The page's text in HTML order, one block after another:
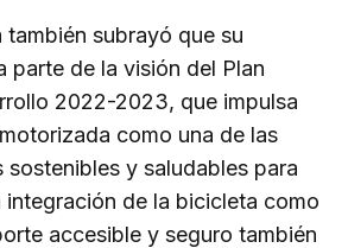
también subrayó que su
parte de la visión del Plan
2022-2023, que impulsa
como una de las
sostenibles y saludables para
de la bicicleta como
accesible y seguro también